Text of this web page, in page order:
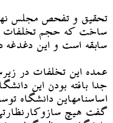
تحقیق و تفحص مجلس نهم
ساخت که حجم تخلفات و
سابقه است و این دغدغه
عمده این تخلفات در
جدا بافته بودن این
اساسنامهاین دانشگاه
گفت هیچ